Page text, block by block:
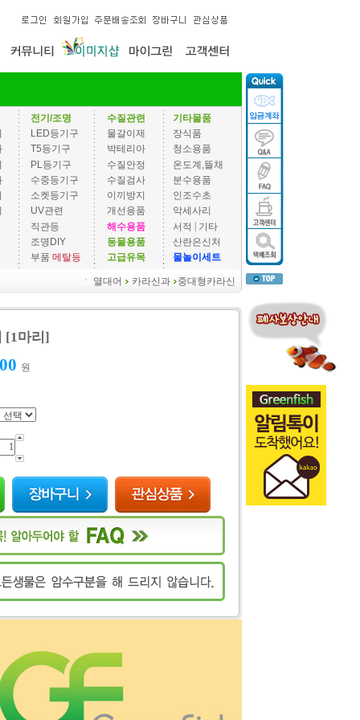
전기/조명
LED등기구
T5등기구
PL등기구
수중등기구
소켓등기구
UV관련
직관등
조명DIY
부품 메탈등
수질관련
물갈이제
박테리아
수질안정
수질검사
이끼방지
개선용품
해수용품
동물용품
고급유목
기타물품
장식품
청소용품
온도계,뜰채
분수용품
인조수초
악세사리
서적 | 기타
산란은신처
물놀이세트
ㆍ 열대어 카라신과 중대형카라신
[1마리]
원